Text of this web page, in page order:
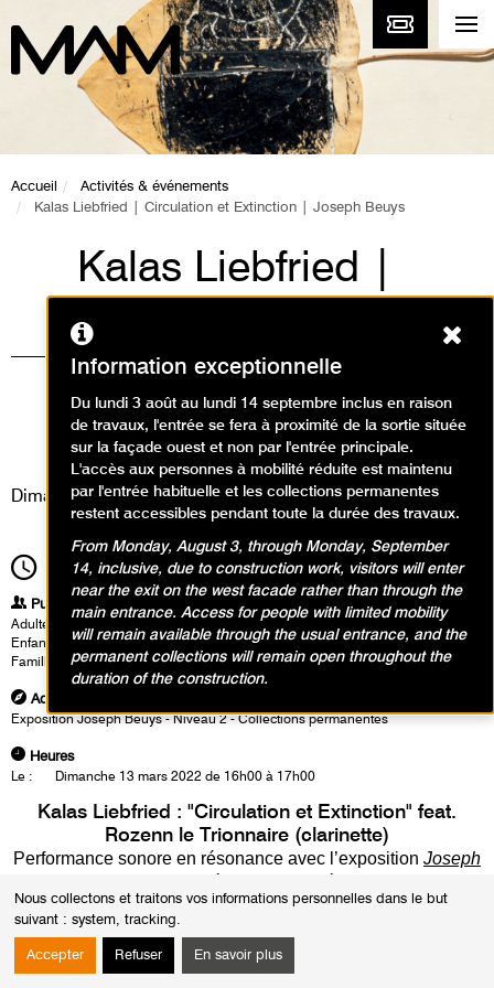
Nous collectons et traitons vos informations personnelles dans le but
suivant : system, tracking.
Accepter Refuser En savoir plus
Accueil
Activités & événements
Kalas Liebfried | Circulation et Extinction | Joseph Beuys
Kalas Liebfried |
Circulation et
Extinction | Joseph
Beuys
Événement / Performance
Dimanche 13 mars 2022
16h00 Durée1h00
Publics
Adultes
Enfants / Ados
Famille
Adresse
Exposition Joseph Beuys - Niveau 2 - Collections permanentes
Heures
Le : Dimanche 13 mars 2022 de 16h00 à 17h00
Kalas Liebfried : "Circulation et Extinction" feat.
Rozenn le Trionnaire (clarinette)
Performance sonore en résonance avec l’exposition Joseph
Information exceptionnelle
Du lundi 3 août au lundi 14 septembre inclus en raison
de travaux, l'entrée se fera à proximité de la sortie située
sur la façade ouest et non par l'entrée principale.
L'accès aux personnes à mobilité réduite est maintenu
par l'entrée habituelle et les collections permanentes
restent accessibles pendant toute la durée des travaux.
From Monday, August 3, through Monday, September
14, inclusive, due to construction work, visitors will enter
near the exit on the west facade rather than through the
main entrance. Access for people with limited mobility
will remain available through the usual entrance, and the
permanent collections will remain open throughout the
duration of the construction.